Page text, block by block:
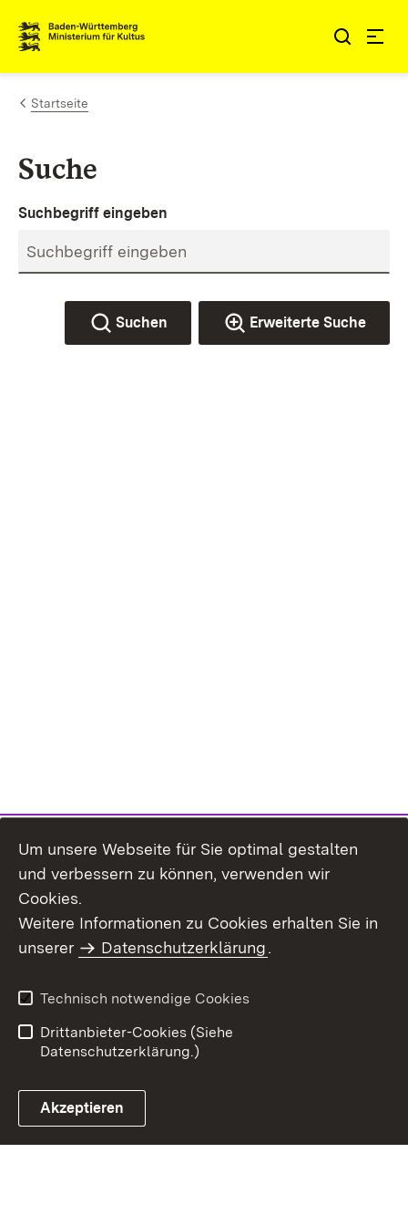
Zum Inhalt springen
Link zur Startseite
Startseite
Suche
Suchbegriff eingeben
Suchen Erweiterte Suche
Benutzungshinweise
Erklärung zur
Um unsere Webseite für Sie optimal gestalten
und verbessern zu können, verwenden wir
Cookies.
Weitere Informationen zu Cookies erhalten Sie in
unserer
Datenschutzerklärung.
Technisch notwendige Cookies
Drittanbieter-Cookies (Siehe
Datenschutzerklärung.)
Akzeptieren